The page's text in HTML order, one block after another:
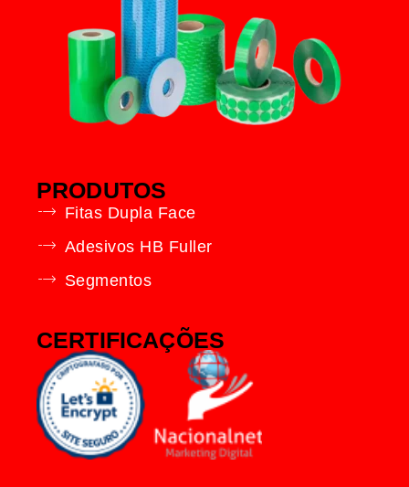
PRODUTOS
Fitas Dupla Face
Adesivos HB Fuller
Segmentos
CERTIFICAÇÕES